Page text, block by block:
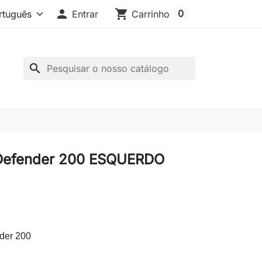
 Entrar shopping_cart Carrinho 0
search
200 ESQUERDO
200